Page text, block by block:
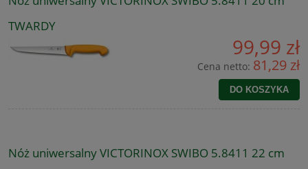
TWARDY
99,99 zł
Cena netto: 81,29 zł
DO KOSZYKA
Nóż uniwersalny VICTORINOX SWIBO 5.8411 22 cm